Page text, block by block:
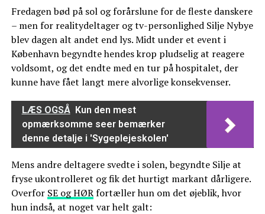
Fredagen bød på sol og forårslune for de fleste danskere
– men for realitydeltager og tv-personlighed Silje Nybye
blev dagen alt andet end lys. Midt under et event i
København begyndte hendes krop pludselig at reagere
voldsomt, og det endte med en tur på hospitalet, der
kunne have fået langt mere alvorlige konsekvenser.
LÆS OGSÅ Kun den mest
opmærksomme seer bemærker
denne detalje i 'Sygeplejeskolen'
Mens andre deltagere svedte i solen, begyndte Silje at
fryse ukontrolleret og fik det hurtigt markant dårligere.
Overfor SE og HØRfortæller hun om det øjeblik, hvor
hun indså, at noget var helt galt: